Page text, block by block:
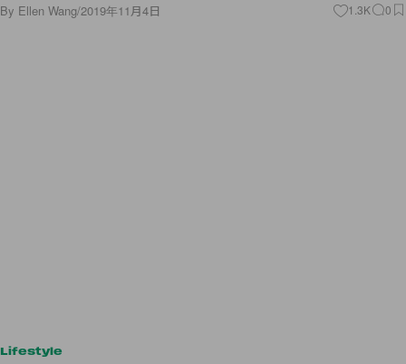
By Ellen Wang/2019年11月4日 1.3K 0
Lifestyle